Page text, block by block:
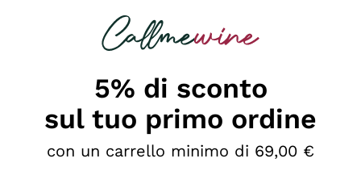
5% di sconto
sul tuo primo ordine
con un carrello minimo di 69,00 €